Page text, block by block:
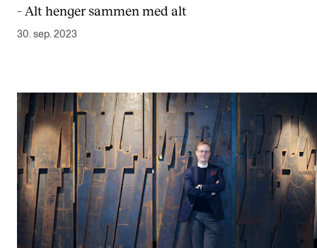
Digitale ressurser for undervisning
Studentenes psykososiale læringsmiljø
FORSKNING OG UTVIKLINGSARBEID
Om FoU på NMH
Livet rundt FoU
For ph.d.-programmet i kunstnerisk utviklingsarbeid
For ph.d.-programmet i musikkforskning
– Alt henger sammen med alt
30. sep. 2023